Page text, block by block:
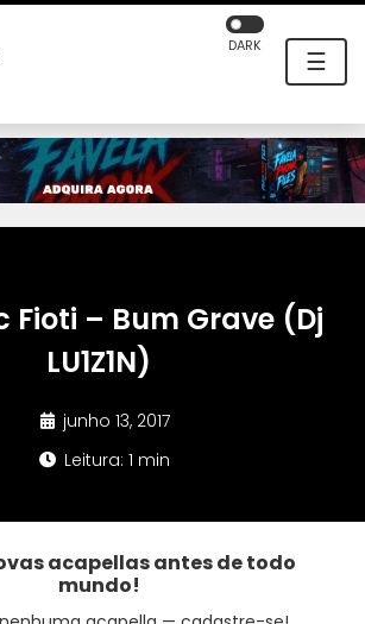
☰
DARK
Fioti – Bum Grave (Dj
LU1Z1N)
junho 13, 2017
Leitura: 1 min
acapellas antes de todo
mundo!